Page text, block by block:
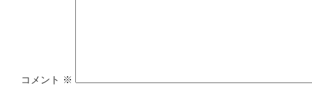
コメント ※